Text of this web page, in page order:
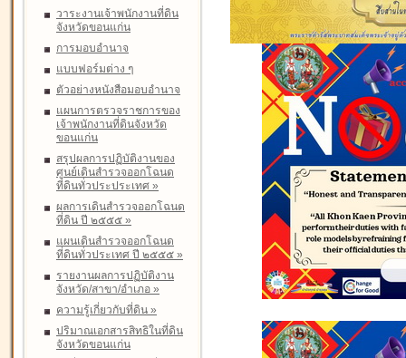
วาระงานเจ้าพนักงานที่ดิน
จังหวัดขอนแก่น
การมอบอำนาจ
แบบฟอร์มต่าง ๆ
ตัวอย่างหนังสือมอบอำนาจ
แผนการตรวจราชการของ
เจ้าพนักงานที่ดินจังหวัด
ขอนแก่น
สรุปผลการปฏิบัติงานของ
ศูนย์เดินสำรวจออกโฉนด
ที่ดินทั่วประประเทศ »
ผลการเดินสำรวจออกโฉนด
ที่ดิน ปี ๒๕๕๕ »
แผนเดินสำรวจออกโฉนด
ที่ดินทั่วประเทศ ปี ๒๕๕๕ »
รายงานผลการปฏิบัติงาน
จังหวัด/สาขา/อำเภอ »
ความรู้เกี่ยวกับที่ดิน »
ปริมาณเอกสารสิทธิในที่ดิน
จังหวัดขอนแก่น